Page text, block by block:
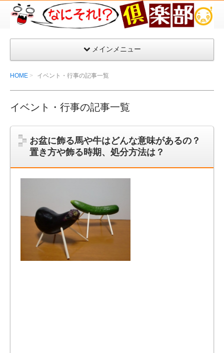
な
そ
楽
部
メインメニュー
HOME イベント・行事の記事一覧
イベント・行事の記事一覧
お盆に飾る馬や牛はどんな意味があるの？
置き方や飾る時期、処分方法は？